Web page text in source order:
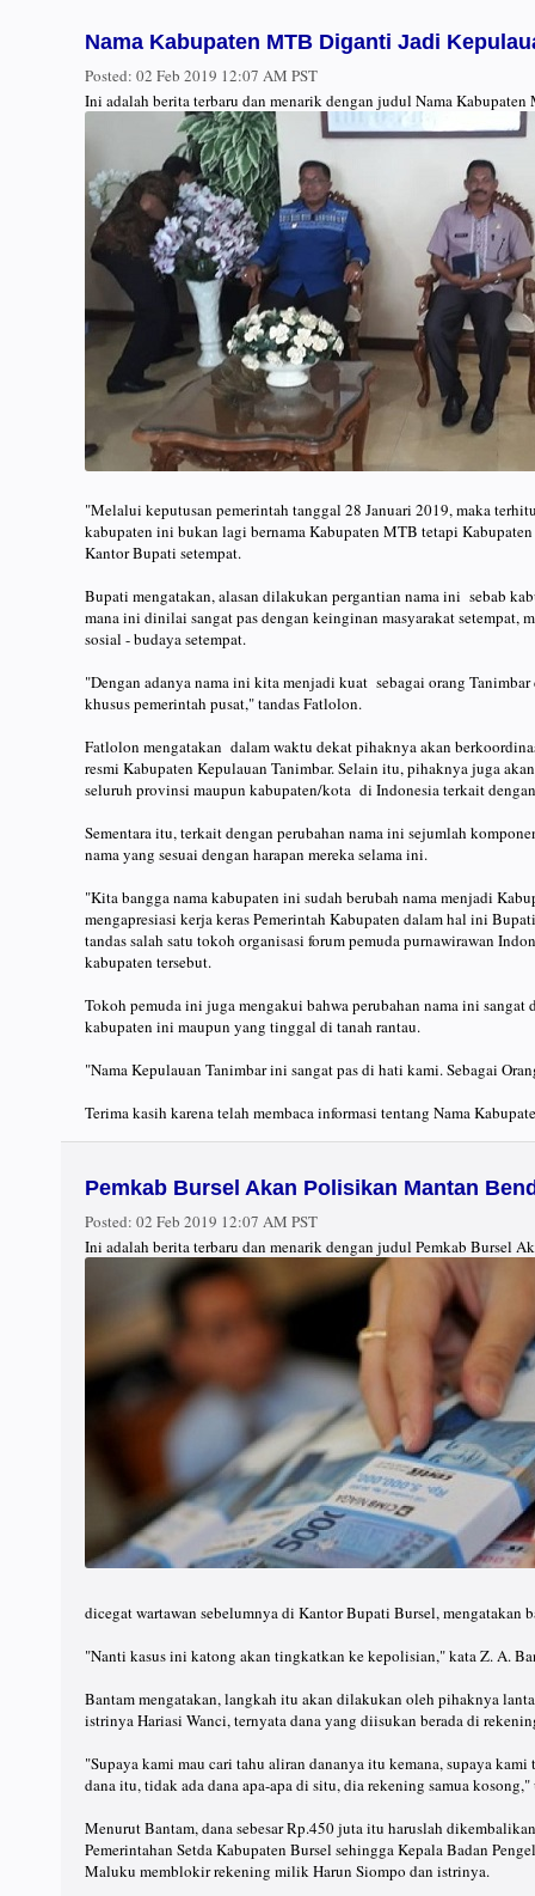
Nama Kabupaten MTB Diganti Jadi
Posted: 02 Feb 2019 12:07 AM PST
Ini adalah berita terbaru dan menarik dengan judul Nama
"Melalui keputusan pemerintah tanggal 28 Januari 2019, maka
kabupaten ini bukan lagi bernama Kabupaten MTB tetapi
Kantor Bupati setempat.
Bupati mengatakan, alasan dilakukan pergantian nama ini sebab
mana ini dinilai sangat pas dengan keinginan masyarakat setempat,
sosial - budaya setempat.
"Dengan adanya nama ini kita menjadi kuat sebagai orang
khusus pemerintah pusat," tandas Fatlolon.
Fatlolon mengatakan dalam waktu dekat pihaknya akan
resmi Kabupaten Kepulauan Tanimbar. Selain itu, pihaknya juga
seluruh provinsi maupun kabupaten/kota di Indonesia terkait
Sementara itu, terkait dengan perubahan nama ini sejumlah
nama yang sesuai dengan harapan mereka selama ini.
"Kita bangga nama kabupaten ini sudah berubah nama menjadi
mengapresiasi kerja keras Pemerintah Kabupaten dalam hal ini
tandas salah satu tokoh organisasi forum pemuda purnawirawan
kabupaten tersebut.
Tokoh pemuda ini juga mengakui bahwa perubahan nama ini
kabupaten ini maupun yang tinggal di tanah rantau.
"Nama Kepulauan Tanimbar ini sangat pas di hati kami. Sebagai
Terima kasih karena telah membaca informasi tentang Nama
Pemkab Bursel Akan Polisikan Mantan
Posted: 02 Feb 2019 12:07 AM PST
Ini adalah berita terbaru dan menarik dengan judul Pemkab Bursel
dicegat wartawan sebelumnya di Kantor Bupati Bursel,
"Nanti kasus ini katong akan tingkatkan ke kepolisian," kata Z. A.
Bantam mengatakan, langkah itu akan dilakukan oleh pihaknya
istrinya Hariasi Wanci, ternyata dana yang diisukan berada di
"Supaya kami mau cari tahu aliran dananya itu kemana, supaya
dana itu, tidak ada dana apa-apa di situ, dia rekening samua
Menurut Bantam, dana sebesar Rp.450 juta itu haruslah
Pemerintahan Setda Kabupaten Bursel sehingga Kepala Badan
Maluku memblokir rekening milik Harun Siompo dan istrinya.